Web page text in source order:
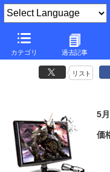
カテゴリ 過去記事
Zalman、専用メガ
～偏光フィルタ
リスト
5
価